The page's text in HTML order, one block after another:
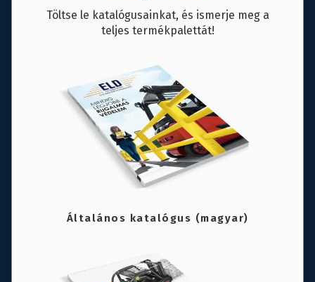
Töltse le katalógusainkat, és ismerje meg a
teljes termékpalettát!
Általános katalógus (magyar)